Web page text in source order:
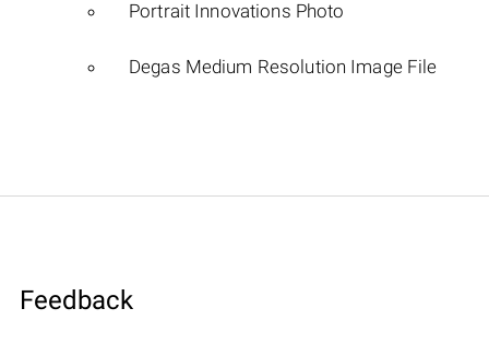
Portrait Innovations Photo
Degas Medium Resolution Image File
Feedback